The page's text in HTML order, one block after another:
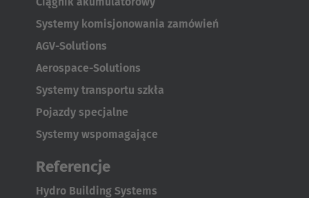
ASIA/PACIFIC
Australia
English
Japan
Japanese
Systemy komisjonowania zamówień
AGV-Solutions
Aerospace-Solutions
Systemy transportu szkła
Pojazdy specjalne
Systemy wspomagające
Referencje
Hydro Building Systems